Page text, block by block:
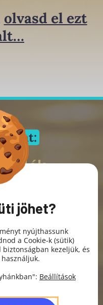
olvasd el ezt
csomag,
céged érintő jogi
jöhet?
nyújthassunk
a Cookie-k (sütik)
kezeljük, és
Beállítások